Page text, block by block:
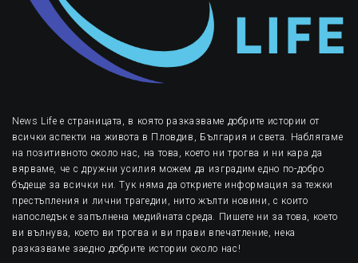
News Life е страницата, в която разказваме добрите истории от
всички аспекти на живота в Пловдив, България и света. Наблягаме
на позитивното около нас, на това, което ни трогва и ни кара да
вярваме, че с дружни усилия можем да изградим едно по-добро
бъдеще за всички ни. Тук няма да откриете информация за тежки
престъпления и лични трагедии, нито жълти новини, с които
напоследък е запълнена медийната среда. Пишете ни за това, което
ви вълнува, което ви трогва и ви прави впечатление, нека
разказваме заедно добрите истории около нас!